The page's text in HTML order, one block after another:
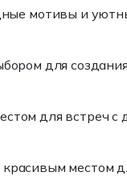
мотивы и
для
для встреч с
красивым местом